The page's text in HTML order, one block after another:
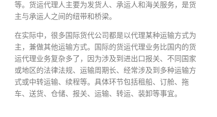
等。货运代理人主要为发货人、承运人和海关服务，是货
主与承运人之间的纽带和桥梁。
在实际中，很多国际货代公司都是以代理某种运输方式为
主，兼做其他运输方式。国际的货运代理业务比国内的货
运代理业务复杂多了，因为涉及到进出口报关、不同国家
或地区的法律法规、运输周期长、经常涉及到多种运输方
式或中转运输、续程等。具体环节包括租船、订舱、拖
车、送货、仓储、报关、运输、转运、装卸等事宜。